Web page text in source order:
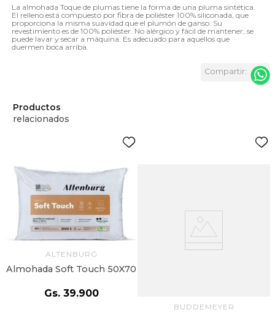
La almohada Toque de plumas tiene la forma de una pluma sintética.
El relleno está compuesto por fibra de poliéster 100% siliconada, que
proporciona la misma suavidad que el plumón de ganso. Su
revestimiento es de 100% poliéster. No alérgico y fácil de mantener, se
puede lavar y secar a máquina. Es adecuado para aquellos que
duermen boca arriba.
Productos
relacionados
ALTENBURG
Almohada Soft Touch 50X70
Gs. 39.900
BUDDEMEYER